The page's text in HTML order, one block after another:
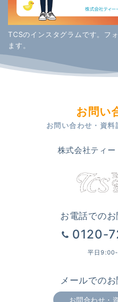
TCSのインスタグラムです。フ
ます。
お問い
お問い合わせ・資料
株式会社ティー
お電話での
0120-
平日
メールでの
お問合わせ・